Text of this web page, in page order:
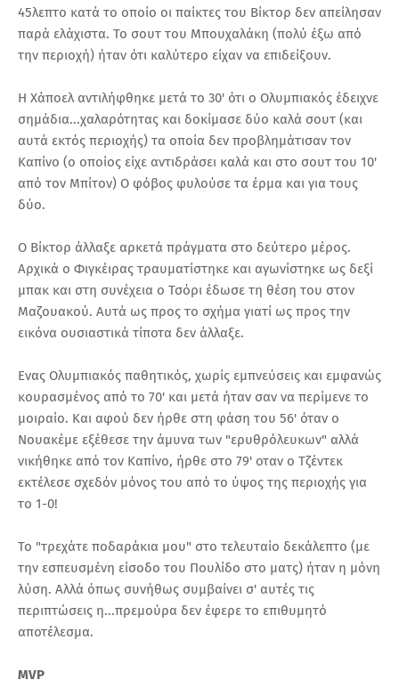
45λεπτο κατά το οποίο οι παίκτες του Βίκτορ δεν απείλησαν
παρά ελάχιστα. Το σουτ του Μπουχαλάκη (πολύ έξω από
την περιοχή) ήταν ότι καλύτερο είχαν να επιδείξουν.
Η Χάποελ αντιλήφθηκε μετά το 30' ότι ο Ολυμπιακός έδειχνε
σημάδια...χαλαρότητας και δοκίμασε δύο καλά σουτ (και
αυτά εκτός περιοχής) τα οποία δεν προβλημάτισαν τον
Καπίνο (ο οποίος είχε αντιδράσει καλά και στο σουτ του 10'
από τον Μπίτον) Ο φόβος φυλούσε τα έρμα και για τους
δύο.
Ο Βίκτορ άλλαξε αρκετά πράγματα στο δεύτερο μέρος.
Αρχικά ο Φιγκέιρας τραυματίστηκε και αγωνίστηκε ως δεξί
μπακ και στη συνέχεια ο Τσόρι έδωσε τη θέση του στον
Μαζουακού. Αυτά ως προς το σχήμα γιατί ως προς την
εικόνα ουσιαστικά τίποτα δεν άλλαξε.
Ενας Ολυμπιακός παθητικός, χωρίς εμπνεύσεις και εμφανώς
κουρασμένος από το 70' και μετά ήταν σαν να περίμενε το
μοιραίο. Και αφού δεν ήρθε στη φάση του 56' όταν ο
Νουακέμε εξέθεσε την άμυνα των "ερυθρόλευκων" αλλά
νικήθηκε από τον Καπίνο, ήρθε στο 79' οταν ο Τζέντεκ
εκτέλεσε σχεδόν μόνος του από το ύψος της περιοχής για
το 1-0!
Το "τρεχάτε ποδαράκια μου" στο τελευταίο δεκάλεπτο (με
την εσπευσμένη είσοδο του Πουλίδο στο ματς) ήταν η μόνη
λύση. Αλλά όπως συνήθως συμβαίνει σ' αυτές τις
περιπτώσεις η...πρεμούρα δεν έφερε το επιθυμητό
αποτέλεσμα.
MVP